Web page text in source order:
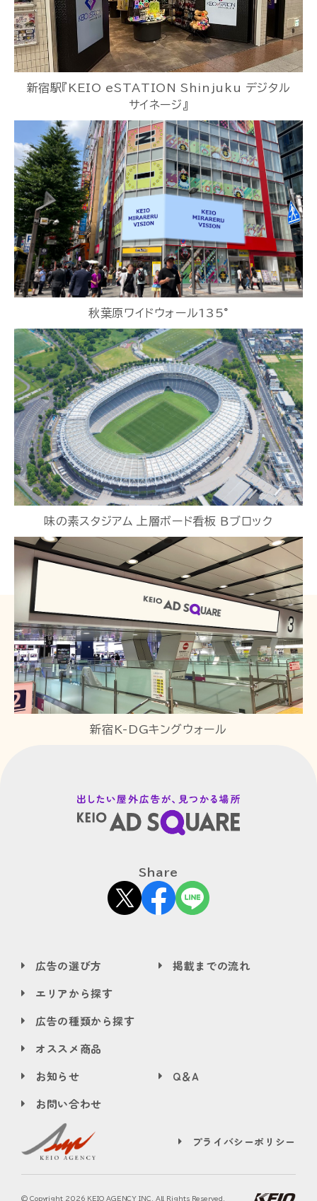
新宿駅『KEIO eSTATION Shinjuku デジタル
サイネージ』
秋葉原ワイドウォール135°
味の素スタジアム 上層ボード看板 Ｂブロック
新宿K-DGキングウォール
Share
広告の選び方
掲載までの流れ
エリアから探す
広告の種類から探す
オススメ商品
お知らせ
Q＆A
お問い合わせ
プライバシーポリシー
© Copyright 2026 KEIO AGENCY INC. All Rights Reserved.